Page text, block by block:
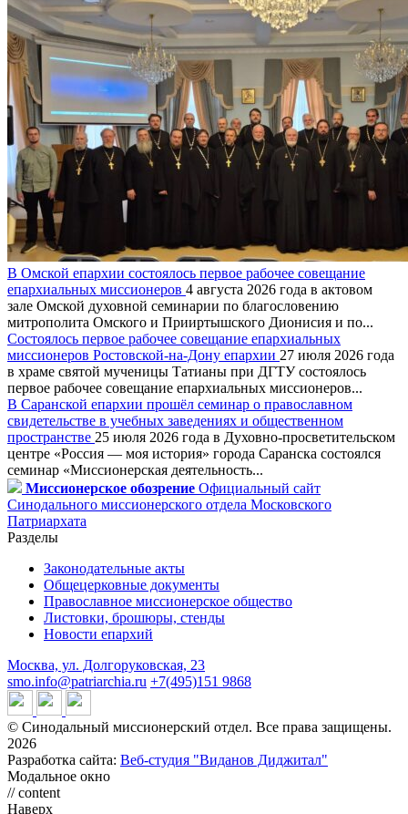
В Омской епархии состоялось первое рабочее совещание
епархиальных миссионеров 4 августа 2026 года в актовом
зале Омской духовной семинарии по благословению
митрополита Омского и Прииртышского Дионисия и по...
Состоялось первое рабочее совещание епархиальных
миссионеров Ростовской-на-Дону епархии 27 июля 2026 года
в храме святой мученицы Татианы при ДГТУ состоялось
первое рабочее совещание епархиальных миссионеров...
В Саранской епархии прошёл семинар о православном
свидетельстве в учебных заведениях и общественном
пространстве 25 июля 2026 года в Духовно-просветительском
центре «Россия — моя история» города Саранска состоялся
семинар «Миссионерская деятельность...
Миссионерское обозрение Официальный сайт
Синодального миссионерского отдела Московского
Патриархата
Разделы
Законодательные акты
Общецерковные документы
Православное миссионерское общество
Листовки, брошюры, стенды
Новости епархий
Москва, ул. Долгоруковская, 23
smo.info@patriarchia.ru +7(495)151 9868
© Синодальный миссионерский отдел. Все права защищены.
2026
Разработка сайта: Веб-студия "Виданов Диджитал"
Модальное окно
// content
Наверх